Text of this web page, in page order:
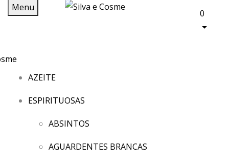
Menu
0
AZEITE
ESPIRITUOSAS
ABSINTOS
AGUARDENTES BRANCAS